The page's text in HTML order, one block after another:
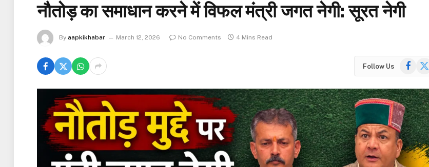
नौतोड़ का समाधान करने में विफल मंत्री जगत नेगी: सूरत नेगी
By aapkikhabar March 12, 2026 No Comments 4 Mins Read
Follow Us Facebook
X